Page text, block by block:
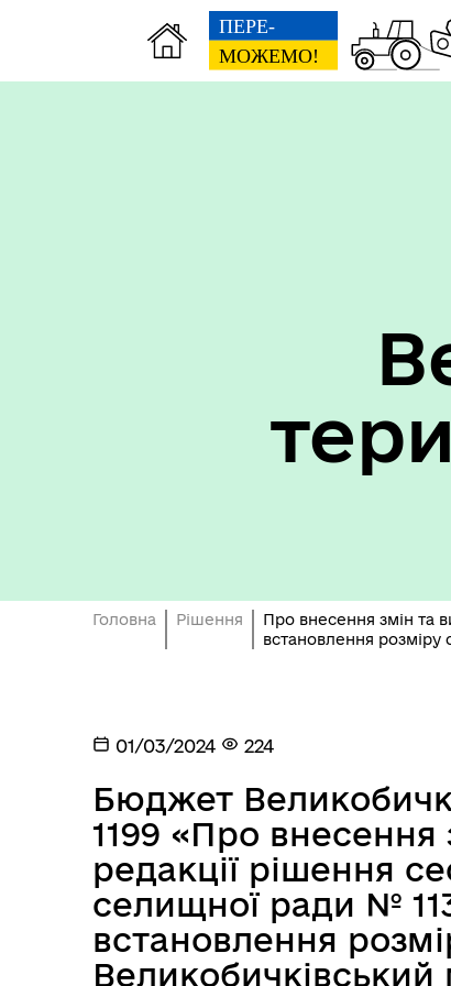
Головна Рішення
Про внесення змін та
встановлення розміру
01/03/2024 224
Бюджет
1199 «Про внесення
редакції рішення
селищної ради №
встановлення
Великобичківський